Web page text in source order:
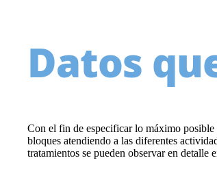
Datos
Con el fin de especificar lo máximo
bloques atendiendo a las diferentes
tratamientos se pueden observar en detalle